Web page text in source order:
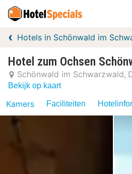
Hotels in Schönwald im
Hotel zum Ochsen
Schönwald im Schwarzwald
Bekijk op kaart
Kamers Faciliteiten